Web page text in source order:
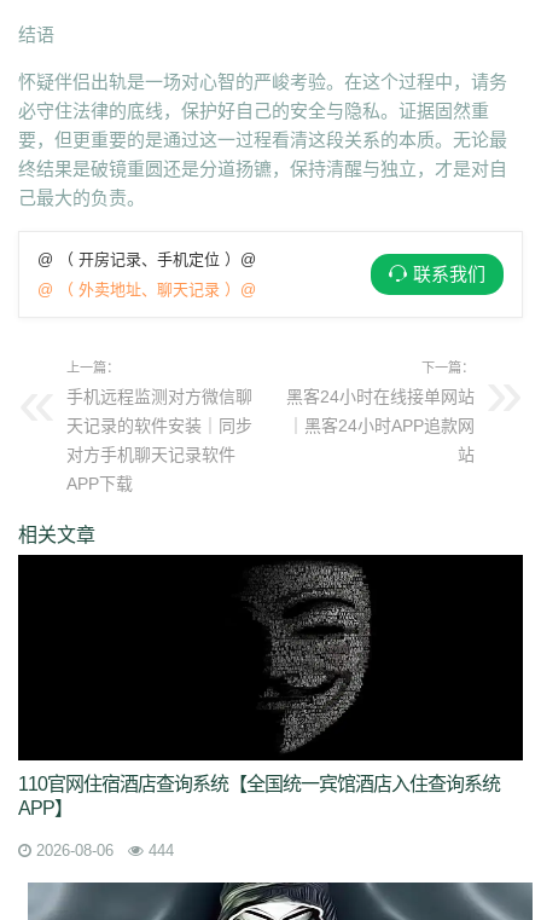
结语
怀疑伴侣出轨是一场对心智的严峻考验。在这个过程中，请务
必守住法律的底线，保护好自己的安全与隐私。证据固然重
要，但更重要的是通过这一过程看清这段关系的本质。无论最
终结果是破镜重圆还是分道扬镳，保持清醒与独立，才是对自
己最大的负责。
@ （ 开房记录、手机定位 ）@
@ （ 外卖地址、聊天记录 ）@
联系我们
上一篇：
手机远程监测对方微信聊
天记录的软件安装｜同步
对方手机聊天记录软件
APP下载
下一篇：
黑客24小时在线接单网站
｜黑客24小时APP追款网
站
相关文章
110官网住宿酒店查询系统【全国统一宾馆酒店入住查询系统
APP】
2026-08-06 444